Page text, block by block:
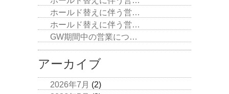
ホールド替えに伴う営…
ホールド替えに伴う営…
GW期間中の営業につ…
アーカイブ
2026年7月 (2)